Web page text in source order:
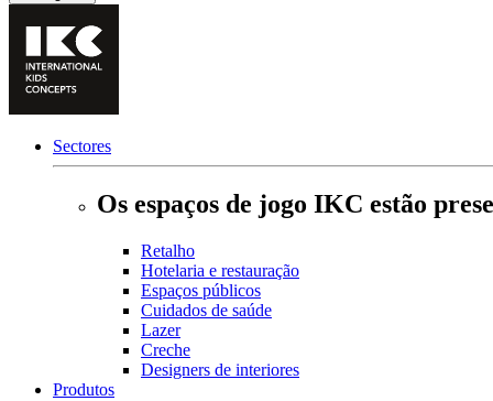
Sectores
Os espaços de jogo IKC estão
Retalho
Hotelaria e restauração
Espaços públicos
Cuidados de saúde
Lazer
Creche
Designers de interiores
Produtos